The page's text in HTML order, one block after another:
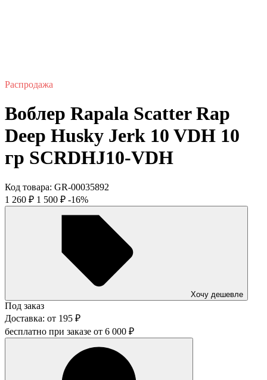
Распродажа
Воблер Rapala Scatter Rap
Deep Husky Jerk 10 VDH 10
гр SCRDHJ10-VDH
Код товара: GR-00035892
1 260 ₽ 1 500 ₽ -16%
Хочу дешевле
Под заказ
Доставка: от 195 ₽
бесплатно при заказе от 6 000 ₽